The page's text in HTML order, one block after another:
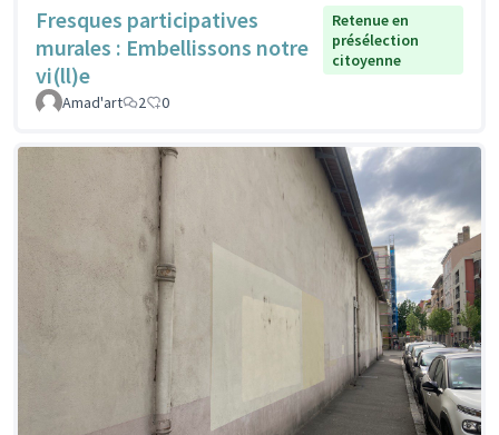
Fresques participatives
murales : Embellissons notre
vi(ll)e
Retenue en
présélection
citoyenne
Amad'art 2 0